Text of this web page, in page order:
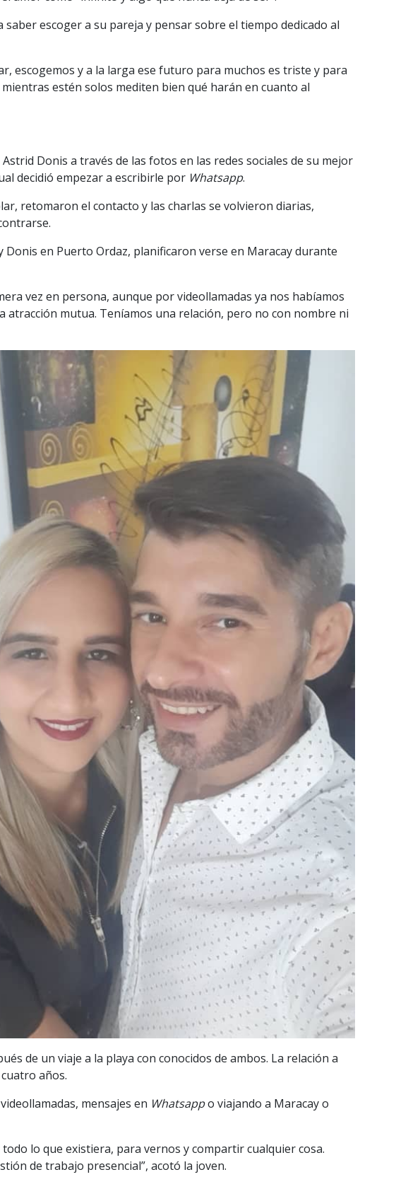
saber escoger a su pareja y pensar sobre el tiempo dedicado al
escogemos y a la larga ese futuro para muchos es triste y para
estén solos mediten bien qué harán en cuanto al
Donis a través de las fotos en las redes sociales de su mejor
decidió empezar a escribirle por Whatsapp.
retomaron el contacto y las charlas se volvieron diarias,
Donis en Puerto Ordaz, planificaron verse en Maracay durante
vez en persona, aunque por videollamadas ya nos habíamos
atracción mutua. Teníamos una relación, pero no con nombre ni
de un viaje a la playa con conocidos de ambos. La relación a
años.
mensajes en Whatsappo viajando a Maracay o
lo que existiera, para vernos y compartir cualquier cosa.
de trabajo presencial”, acotó la joven.